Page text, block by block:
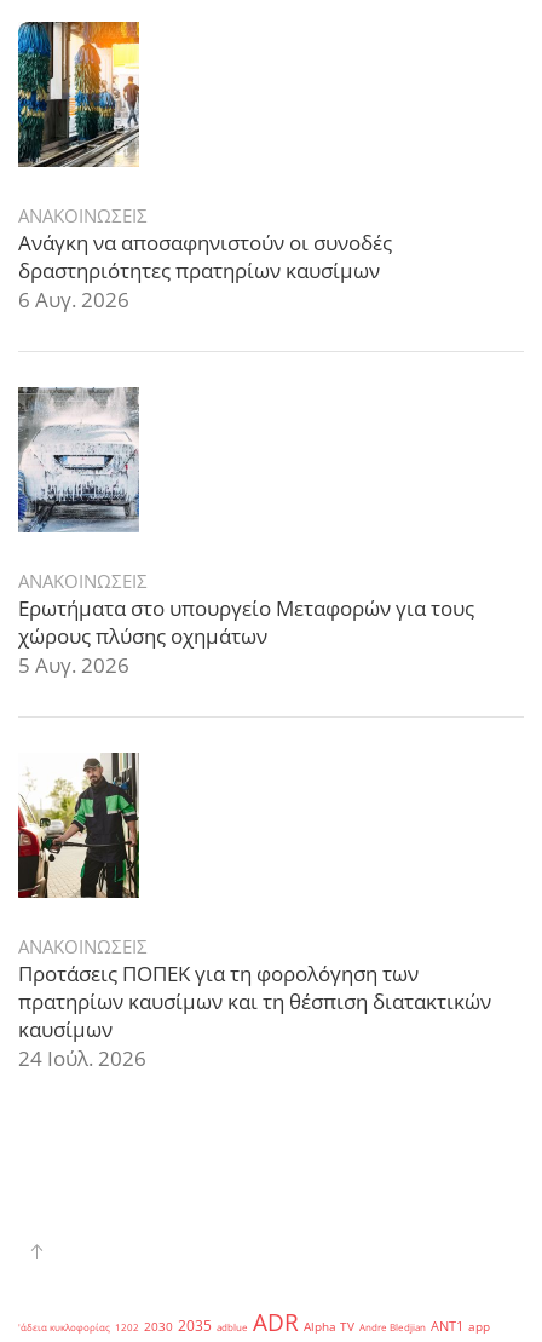
ΑΝΑΚΟΙΝΩΣΕΙΣ
Ανάγκη να αποσαφηνιστούν οι συνοδές
δραστηριότητες πρατηρίων καυσίμων
6 Αυγ. 2026
ΑΝΑΚΟΙΝΩΣΕΙΣ
Ερωτήματα στο υπουργείο Μεταφορών για τους
χώρους πλύσης οχημάτων
5 Αυγ. 2026
ΑΝΑΚΟΙΝΩΣΕΙΣ
Προτάσεις ΠΟΠΕΚ για τη φορολόγηση των
πρατηρίων καυσίμων και τη θέσπιση διατακτικών
καυσίμων
24 Ιούλ. 2026
'άδεια κυκλοφορίας 1202 2030 2035 adblue ADR Alpha TV Andre Bledjian ANT1 app